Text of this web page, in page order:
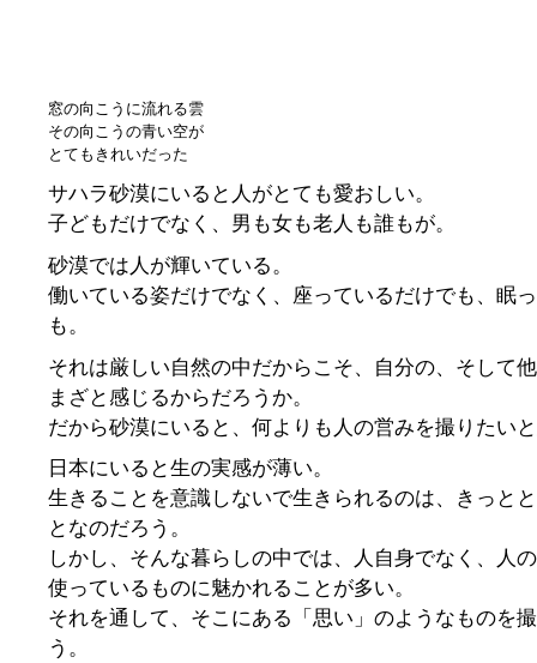
窓の向こうに流れる雲
その向こうの青い空が
とてもきれいだった
サハラ砂漠にいると人がとても愛おしい。
子どもだけでなく、男も女も老人も誰もが。
砂漠では人が輝いている。
働いている姿だけでなく、座っているだけでも、眠
も。
それは厳しい自然の中だからこそ、自分の、そして
まざと感じるからだろうか。
だから砂漠にいると、何よりも人の営みを撮りたい
日本にいると生の実感が薄い。
生きることを意識しないで生きられるのは、きっと
となのだろう。
しかし、そんな暮らしの中では、人自身でなく、人
使っているものに魅かれることが多い。
それを通して、そこにある「思い」のようなものを
う。